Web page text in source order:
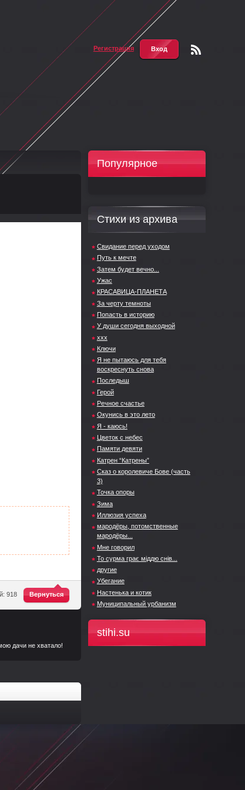
Регистрация Вход
Вернуться
918
дачи не хватало!
Популярное
Стихи из архива
Свидание перед уходом
Путь к мечте
Затем будет вечно...
Ужас
КРАСАВИЦА-ПЛАНЕТА
За черту темноты
Попасть в историю
У души сегодня выходной
xxx
Ключи
Я не пытаюсь для тебя
воскреснуть снова
Последыш
Герой
Речное счастье
Окунись в это лето
Я - каюсь!
Цветок с небес
Памяти девяти
Катрен “Катрены”
Сказ о королевиче Бове (часть
3)
Точка опоры
Зима
Иллюзия успеха
мародёры, потомственные
мародёры...
Мне говорил
То сурма грає міддю снів...
другие
Убегание
Настенька и котик
Муниципальный урбанизм
stihi.su